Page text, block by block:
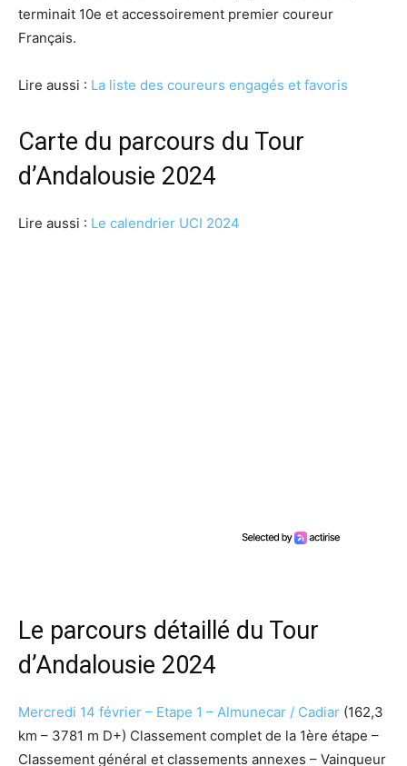
terminait 10e et accessoirement premier coureur
Français.
Lire aussi : La liste des coureurs engagés et favoris
Carte du parcours du Tour
d’Andalousie 2024
Lire aussi : Le calendrier UCI 2024
Le parcours détaillé du Tour
d’Andalousie 2024
Mercredi 14 février – Etape 1 – Almunecar / Cadiar (162,3
km – 3781 m D+) Classement complet de la 1ère étape –
Classement général et classements annexes – Vainqueur